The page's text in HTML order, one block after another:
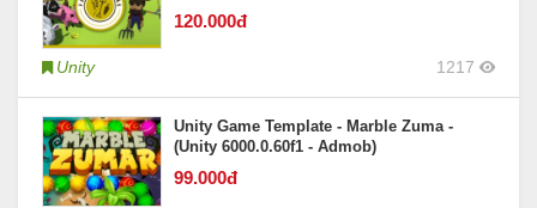
120.000đ
Unity 1217
Unity Game Template - Marble Zuma -
(Unity 6000.0.60f1 - Admob)
99.000đ